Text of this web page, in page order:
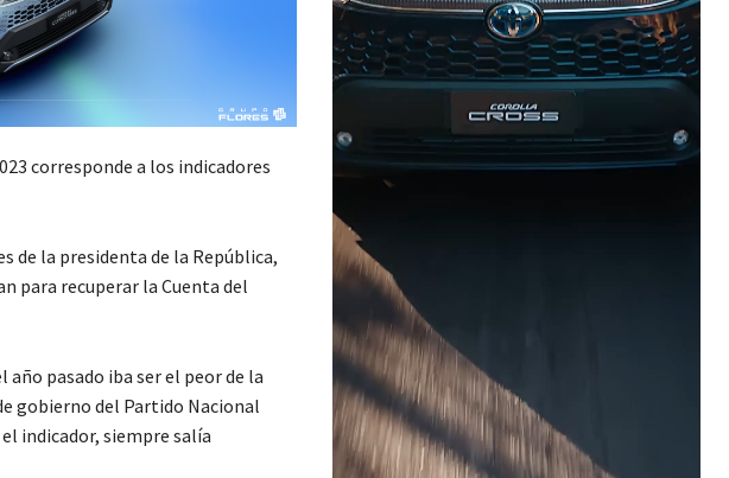
corresponde a los indicadores
de la presidenta de la República,
para recuperar la Cuenta del
año pasado iba ser el peor de la
gobierno del Partido Nacional
indicador, siempre salía